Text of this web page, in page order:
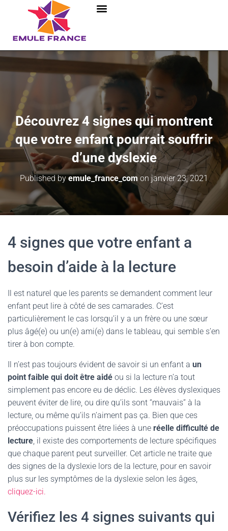
Découvrez 4 signes qui montrent
que votre enfant pourrait souffrir
d’une dyslexie
Published by emule_france_com on janvier 23, 2021
4 signes que votre enfant a
besoin d’aide à la lecture
Il est naturel que les parents se demandent comment leur
enfant peut lire à côté de ses camarades. C’est
particulièrement le cas lorsqu’il y a un frère ou une sœur
plus âgé(e) ou un(e) ami(e) dans le tableau, qui semble s’en
tirer à bon compte.
Il n’est pas toujours évident de savoir si un enfant a un
point faible qui doit être aidé ou si la lecture n’a tout
simplement pas encore eu de déclic. Les élèves dyslexiques
peuvent éviter de lire, ou dire qu’ils sont “mauvais” à la
lecture, ou même qu’ils n’aiment pas ça. Bien que ces
préoccupations puissent être liées à une réelle difficulté de
lecture, il existe des comportements de lecture spécifiques
que chaque parent peut surveiller. Cet article ne traite que
des signes de la dyslexie lors de la lecture, pour en savoir
plus sur les symptômes de la dyslexie selon les âges,
cliquez-ici.
Vérifiez les 4 signes suivants qui